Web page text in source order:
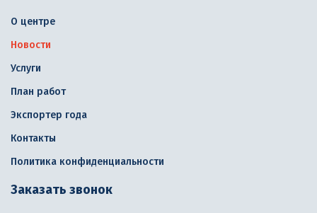
О центре
Новости
Услуги
План работ
Экспортер года
Контакты
Политика конфиденциальности
Заказать звонок